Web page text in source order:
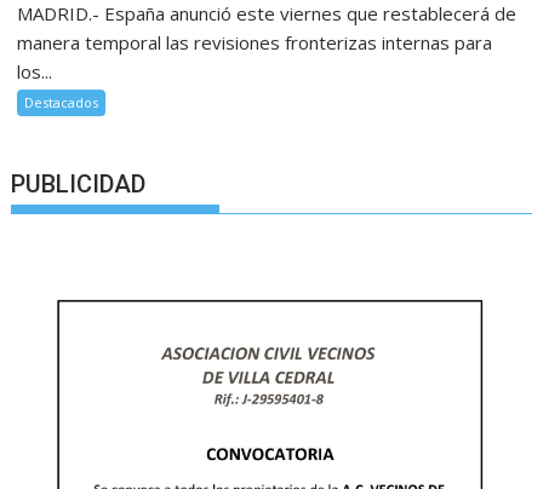
MADRID.- España anunció este viernes que restablecerá de
manera temporal las revisiones fronterizas internas para
los...
Destacados
PUBLICIDAD